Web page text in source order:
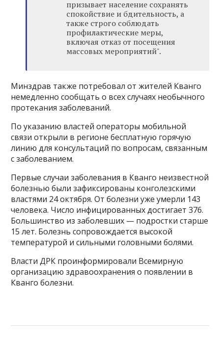
призывает население сохранять
спокойствие и бдительность, а
также строго соблюдать
профилактические меры,
включая отказ от посещения
массовых мероприятий".
Минздрав также потребовал от жителей Кванго
немедленно сообщать о всех случаях необычного
протекания заболеваний.
По указанию властей операторы мобильной
связи открыли в регионе бесплатную горячую
линию для консультаций по вопросам, связанным
с заболеванием.
Первые случаи заболевания в Кванго неизвестной
болезнью были зафиксированы конголезскими
властями 24 октября. От болезни уже умерли 143
человека. Число инфицированных достигает 376.
Большинство из заболевших — подростки старше
15 лет. Болезнь сопровождается высокой
температурой и сильными головными болями.
Власти ДРК проинформировали Всемирную
организацию здравоохранения о появлении в
Кванго болезни.